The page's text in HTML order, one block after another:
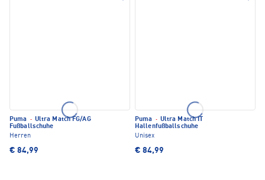
Puma · Ultra Match FG/AG
Fußballschuhe
Herren
€ 84,99
Puma · Ultra Match IT
Hallenfußballschuhe
Unisex
€ 84,99